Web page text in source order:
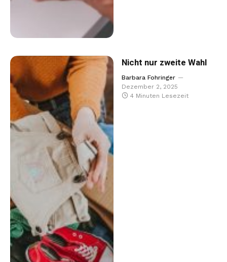
Nicht nur zweite Wahl
Barbara Fohringer
Dezember 2, 2025
4 Minuten Lesezeit